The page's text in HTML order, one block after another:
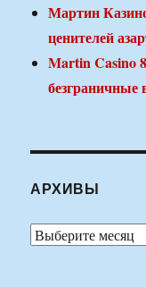
Мартин
ценителей
Martin Casino
АРХИВЫ
Архивы